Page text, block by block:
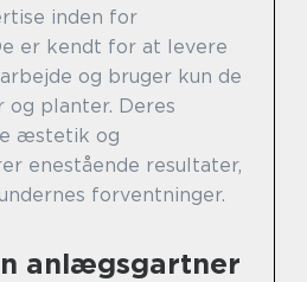
inden for
er kendt for at levere
og bruger kun de
og planter. Deres
æstetik og
enestående resultater,
forventninger.
anlægsgartner